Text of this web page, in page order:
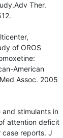
Ther.
of OROS
American
Assoc. 2005
and stimulants in
attention deficit
reports. J